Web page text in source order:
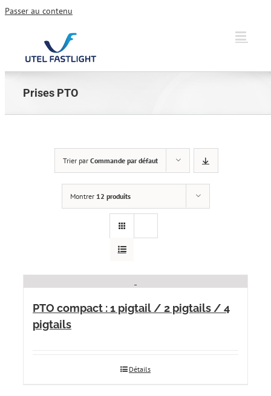
Passer au contenu
Prises PTO
Trier par Commande par défaut
Montrer 12 produits
PTO compact : 1 pigtail / 2 pigtails / 4
pigtails
Détails